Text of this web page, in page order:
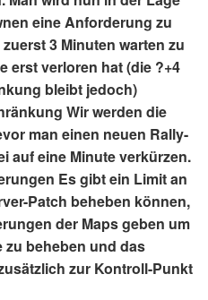
eine Anforderung zu
3 Minuten warten zu
erst verloren hat (die ?+4
bleibt jedoch)
Wir werden die
man einen neuen Rally-
auf eine Minute verkürzen.
Es gibt ein Limit an
Patch beheben können,
der Maps geben um
zu beheben und das
zur Kontroll-Punkt